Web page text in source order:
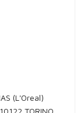
(L'Oreal)
TORINO